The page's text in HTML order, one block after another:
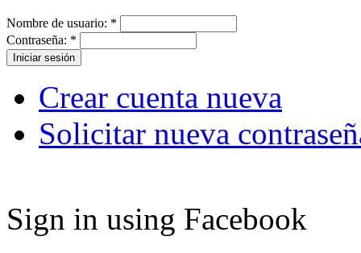
Nombre de usuario: *
Contraseña: *
Crear cuenta nueva
Solicitar nueva
Sign in using Facebook